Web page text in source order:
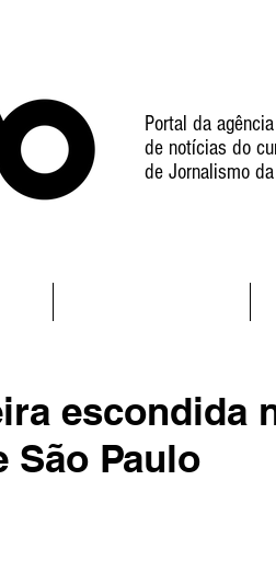
Portal da agência
de notícias do
de Jornalismo
escondida
São Paulo